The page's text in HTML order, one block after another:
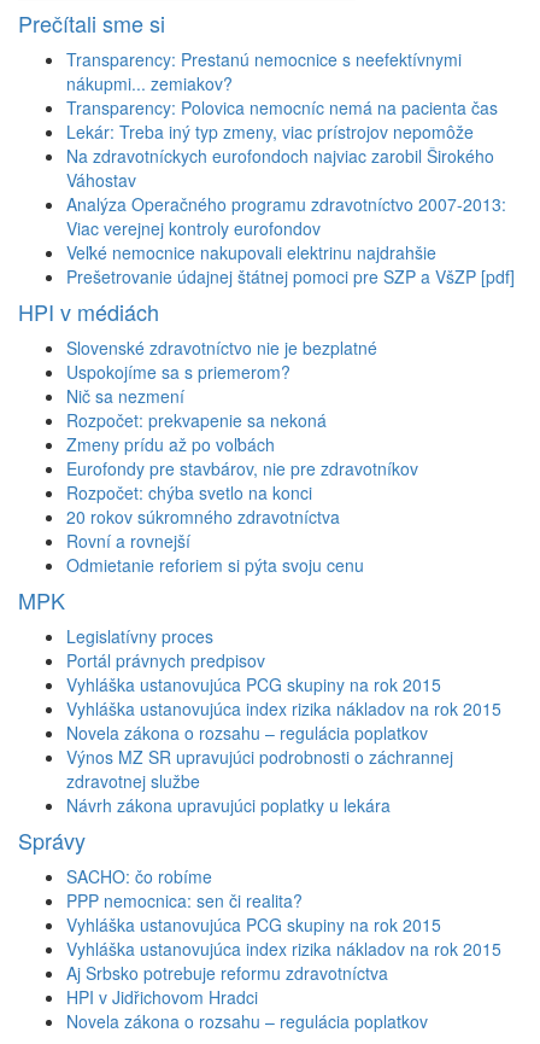
Prečítali sme si
Transparency: Prestanú nemocnice s neefektívnymi
nákupmi... zemiakov?
Transparency: Polovica nemocníc nemá na pacienta čas
Lekár: Treba iný typ zmeny, viac prístrojov nepomôže
Na zdravotníckych eurofondoch najviac zarobil Širokého
Váhostav
Analýza Operačného programu zdravotníctvo 2007-2013:
Viac verejnej kontroly eurofondov
Veľké nemocnice nakupovali elektrinu najdrahšie
Prešetrovanie údajnej štátnej pomoci pre SZP a VšZP [pdf]
HPI v médiách
Slovenské zdravotníctvo nie je bezplatné
Uspokojíme sa s priemerom?
Nič sa nezmení
Rozpočet: prekvapenie sa nekoná
Zmeny prídu až po voľbách
Eurofondy pre stavbárov, nie pre zdravotníkov
Rozpočet: chýba svetlo na konci
20 rokov súkromného zdravotníctva
Rovní a rovnejší
Odmietanie reforiem si pýta svoju cenu
MPK
Legislatívny proces
Portál právnych predpisov
Vyhláška ustanovujúca PCG skupiny na rok 2015
Vyhláška ustanovujúca index rizika nákladov na rok 2015
Novela zákona o rozsahu – regulácia poplatkov
Výnos MZ SR upravujúci podrobnosti o záchrannej
zdravotnej službe
Návrh zákona upravujúci poplatky u lekára
Správy
SACHO: čo robíme
PPP nemocnica: sen či realita?
Vyhláška ustanovujúca PCG skupiny na rok 2015
Vyhláška ustanovujúca index rizika nákladov na rok 2015
Aj Srbsko potrebuje reformu zdravotníctva
HPI v Jidřichovom Hradci
Novela zákona o rozsahu – regulácia poplatkov